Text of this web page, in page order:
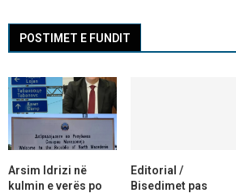
POSTIMET E FUNDIT
Arsim Idrizi në
kulmin e verës po
Editorial /
Bisedimet pas